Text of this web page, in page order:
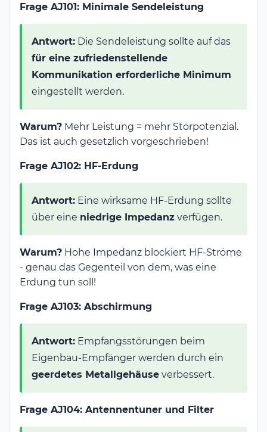
Frage AJ101: Minimale Sendeleistung
Antwort: Die Sendeleistung sollte auf das
für eine zufriedenstellende
Kommunikation erforderliche Minimum
eingestellt werden.
Warum? Mehr Leistung = mehr Störpotenzial.
Das ist auch gesetzlich vorgeschrieben!
Frage AJ102: HF-Erdung
Antwort: Eine wirksame HF-Erdung sollte
über eine niedrige Impedanz verfügen.
Warum? Hohe Impedanz blockiert HF-Ströme
- genau das Gegenteil von dem, was eine
Erdung tun soll!
Frage AJ103: Abschirmung
Antwort: Empfangsstörungen beim
Eigenbau-Empfänger werden durch ein
geerdetes Metallgehäuse verbessert.
Frage AJ104: Antennentuner und Filter